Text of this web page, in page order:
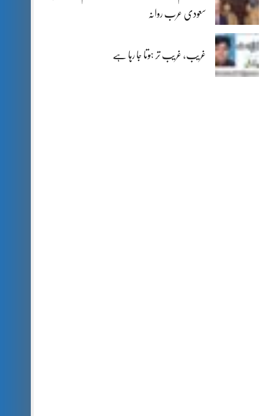
سعودی عرب روانہ
غریب، غریب تر ہوتا جا رہا ہے